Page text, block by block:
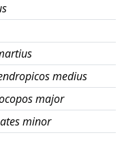
medius
major
minor